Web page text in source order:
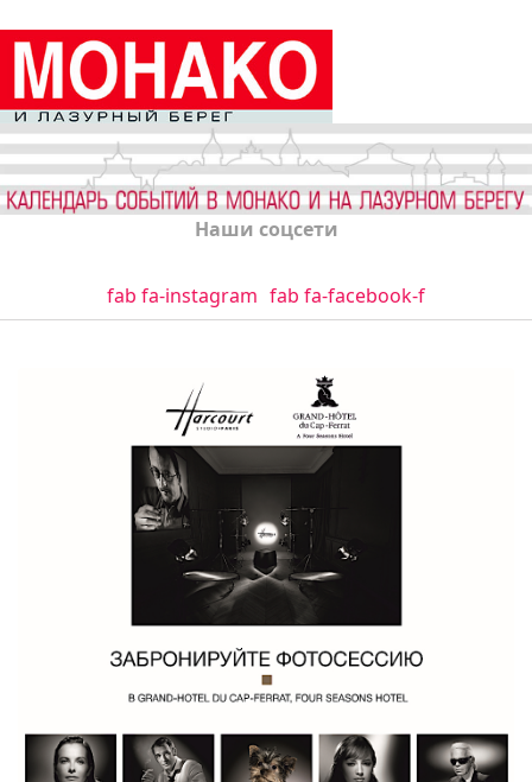
Наши соцсети
fab fa-instagram fab fa-facebook-f